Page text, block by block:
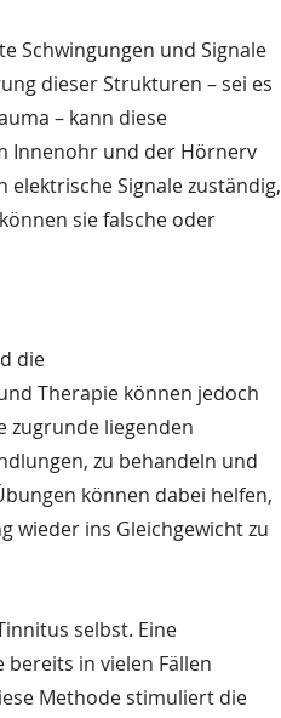
Schwingungen und Signale
dieser Strukturen – sei es
– kann diese
Innenohr und der Hörnerv
Signale zuständig,
sie falsche oder
die
Therapie können jedoch
zugrunde liegenden
zu behandeln und
können dabei helfen,
wieder ins Gleichgewicht zu
selbst. Eine
bereits in vielen Fällen
Methode stimuliert die